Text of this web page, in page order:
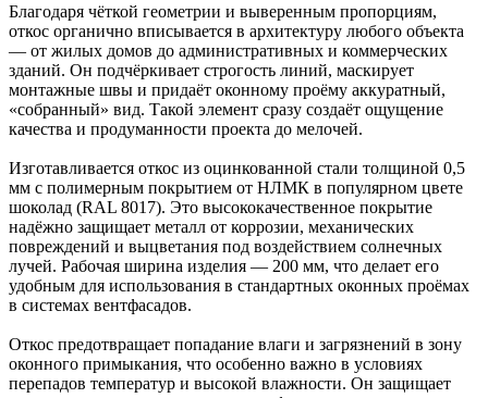
Благодаря чёткой геометрии и выверенным пропорциям,
откос органично вписывается в архитектуру любого объекта
— от жилых домов до административных и коммерческих
зданий. Он подчёркивает строгость линий, маскирует
монтажные швы и придаёт оконному проёму аккуратный,
«собранный» вид. Такой элемент сразу создаёт ощущение
качества и продуманности проекта до мелочей.
Изготавливается откос из оцинкованной стали толщиной 0,5
мм с полимерным покрытием от НЛМК в популярном цвете
шоколад (RAL 8017). Это высококачественное покрытие
надёжно защищает металл от коррозии, механических
повреждений и выцветания под воздействием солнечных
лучей. Рабочая ширина изделия — 200 мм, что делает его
удобным для использования в стандартных оконных проёмах
в системах вентфасадов.
Откос предотвращает попадание влаги и загрязнений в зону
оконного примыкания, что особенно важно в условиях
перепадов температур и высокой влажности. Он защищает